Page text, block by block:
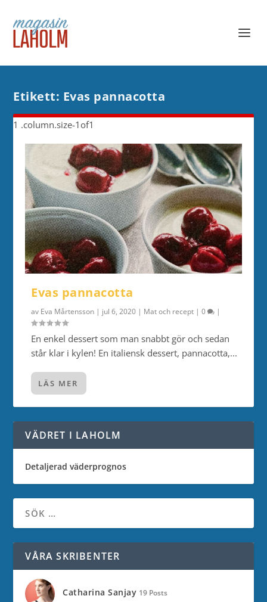
Etikett: Evas pannacotta
Evas pannacotta
av Eva Mårtensson | jul 6, 2020 | Mat och recept |0 |
En enkel dessert som man snabbt gör och sedan
står klar i kylen! En italiensk dessert, pannacotta,...
LÄS MER
VÄDRET I LAHOLM
Detaljerad väderprognos
VÅRA SKRIBENTER
Catharina Sanjay 19 Posts